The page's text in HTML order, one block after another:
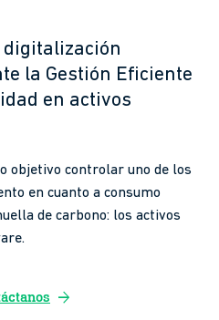
digitalización
la Gestión Eficiente
en activos
objetivo controlar uno de los
en cuanto a consumo
de carbono: los activos
arrow_forward